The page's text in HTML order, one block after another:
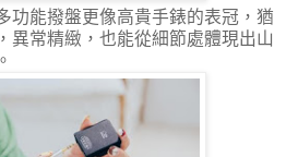
功能撥盤更像高貴手錶的表冠，猶
異常精緻，也能從細節處體現出山